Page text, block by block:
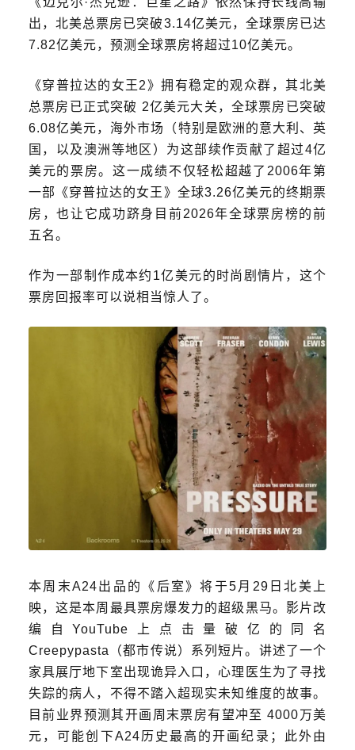
出，北美总票房已突破3.14亿美元， 全球票房已达
7.82亿美元，预测全球票房将超过10亿美元。
《穿普拉达的女王2》拥有稳定的观众群，其北美
总票房已正式突破 2亿美元大关，全球票房已突破
6.08亿美元，海外市场（特别是欧洲的意大利、英
国，以及澳洲等地区）为这部续作贡献了超过4亿
美元的票房。这一成绩不仅轻松超越了2006年第
一部《穿普拉达的女王》全球3.26亿美元的终期票
房，也让它成功跻身目前2026年全球票房榜的前
五名。
作为一部制作成本约1亿美元的时尚剧情片，这个
票房回报率可以说相当惊人了。
本周末A24出品的《后室》将于5月29日北美上
映，这是本周最具票房爆发力的超级黑马。影片改
编自YouTube上点击量破亿的同名
Creepypasta（都市传说）系列短片。讲述了一个
家具展厅地下室出现诡异入口，心理医生为了寻找
失踪的病人，不得不踏入超现实未知维度的故事。
目前业界预测其开画周末票房有望冲至4000万美
元 ，可能创下A24历史最高的开画纪录；此外由